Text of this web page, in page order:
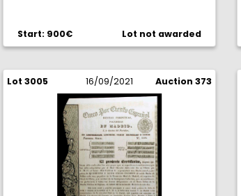
sello en seco de Fernando VII.
Raro. MBC.
Start: 900€ Lot not awarded
Lot 3005 16/09/2021 Auction 373